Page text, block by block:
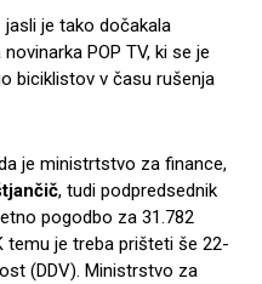
jasli je tako dočakala
novinarka POP TV, ki se je
biciklistov v času rušenja
je ministrtstvo za finance,
, tudi podpredsednik
pogodbo za 31.782
temu je treba prišteti še 22-
(DDV). Ministrstvo za